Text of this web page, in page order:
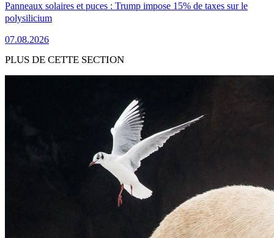
Panneaux solaires et puces : Trump impose 15% de taxes sur le
polysilicium
07.08.2026
PLUS DE CETTE SECTION